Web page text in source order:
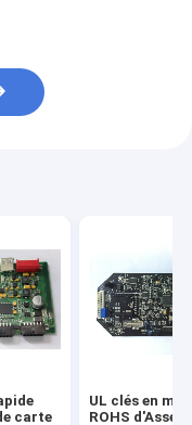
carte
UL clés en
ROHS